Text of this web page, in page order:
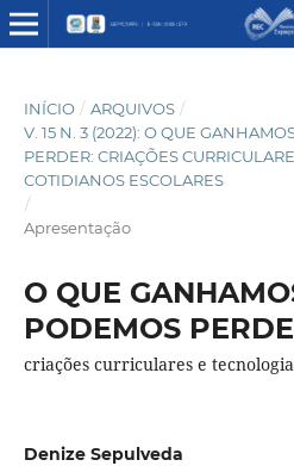
INÍCIO / ARQUIVOS /
V. 15 N. 3 (2022): O QUE
PERDER: CRIAÇÕES
COTIDIANOS ESCOLARES
/
Apresentação
O QUE
PODEMOS
criações curriculares e
Denize Sepulveda